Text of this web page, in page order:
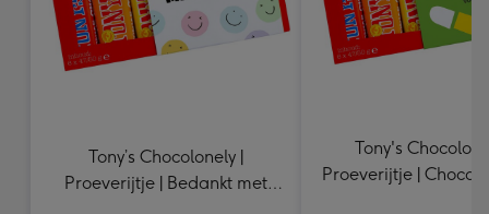
Tony’s Chocolonely |
Proeverijtje | Bedankt met
Tony's
Proeverijtje |